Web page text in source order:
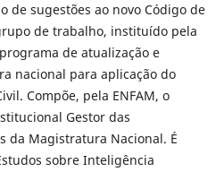
de sugestões ao novo Código de
de trabalho, instituído pela
de atualização e
nacional para aplicação do
Compõe, pela ENFAM, o
Gestor das
da Magistratura Nacional. É
sobre Inteligência